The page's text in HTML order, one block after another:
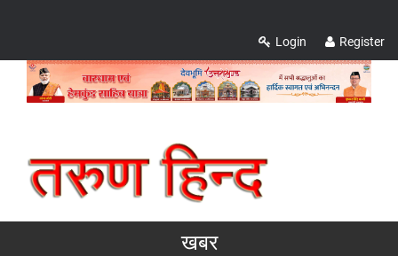
Login Register
खबर